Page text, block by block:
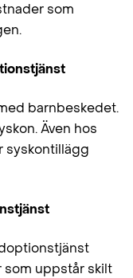
som
barnbeskedet.
Även hos
syskontillägg
som uppstår skilt